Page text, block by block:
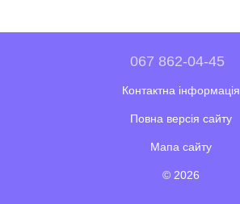
067 862-04-45
Контактна інформація
Повна версія сайту
Мапа сайту
© 2026